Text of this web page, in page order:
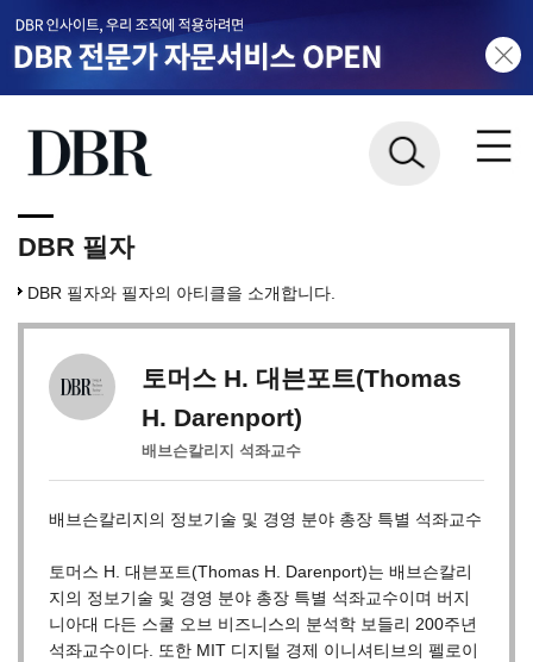
DBR 필자
DBR 필자와 필자의 아티클을 소개합니다.
토머스 H. 대븐포트(Thomas
H. Darenport)
배브슨칼리지 석좌교수
배브슨칼리지의 정보기술 및 경영 분야 총장 특별 석좌교수
토머스 H. 대븐포트(Thomas H. Darenport)는 배브슨칼리
지의 정보기술 및 경영 분야 총장 특별 석좌교수이며 버지
니아대 다든 스쿨 오브 비즈니스의 분석학 보들리 200주년
석좌교수이다. 또한 MIT 디지털 경제 이니셔티브의 펠로이